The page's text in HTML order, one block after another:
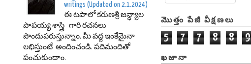
writings (Updated on 2.1.2024)
ఈ టపాలో కరుణశ్రీ జన్ధ్యాల
పాపయ్య శాస్త్రి గారి రచనలు
పొందుపరుస్తున్నాం. మీ వద్ద ఇంకేమైనా
లభిస్తుంటే అందించండి. పదిమందితో
పంచుకుందాం.
మొత్తం పేజీ వీక్షణలు
5 7 7 8 8 9
ఖజానా